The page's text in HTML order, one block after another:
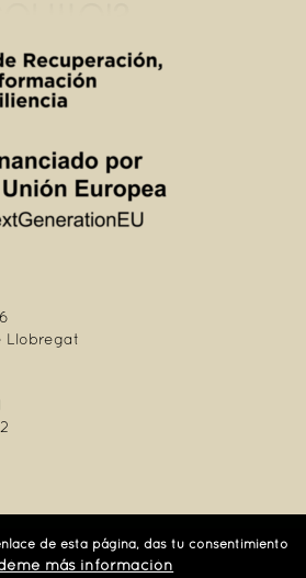
Llobregat
6 | 08830 Sant Boi de Llobregat | Barcelona | España |
652 55 21 | Fax +34 93 652 55 22
de esta página, das tu consentimiento
más información